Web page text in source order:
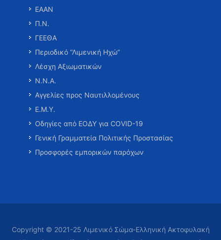
ΕΑΑΝ
Π.Ν.
ΓΕΕΘΑ
Περιοδικό “Λιμενική Ηχώ”
Λέσχη Αξιωματικών
Ν.Ν.Α.
Αγγελίες προς Ναυτιλλομένους
Ε.Μ.Υ.
Οδηγίες από ΕΟΔΥ για COVID-19
Γενική Γραμματεία Πολιτικής Προστασίας
Προσφορές εμπορικών παρόχων
Copyright © 2021-25 Λιμενικό Σώμα-Ελληνική Ακτοφυλακή